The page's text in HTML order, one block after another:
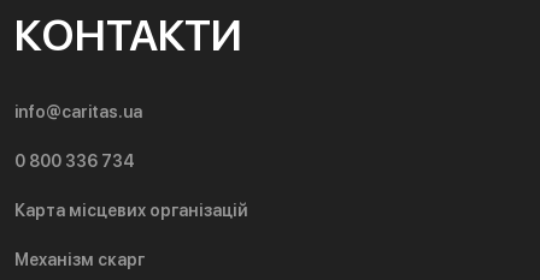
КОНТАКТИ
info@caritas.ua
0 800 336 734
Карта місцевих організацій
Механізм скарг